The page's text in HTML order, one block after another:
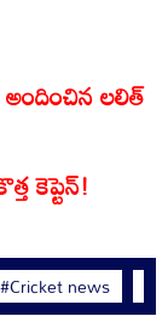
అందించిన లలిత్
కెప్టెన్‌!
#Cricket news